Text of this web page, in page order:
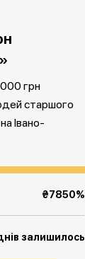
грн
старшого
Івано-
₴7850%
залишилось